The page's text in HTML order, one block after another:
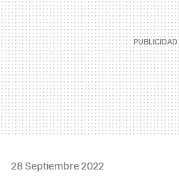
28 Septiembre 2022